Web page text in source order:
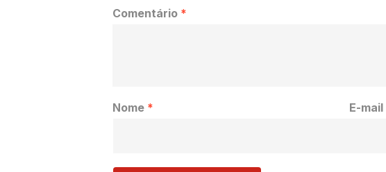
Comentário *
Nome * E-mail